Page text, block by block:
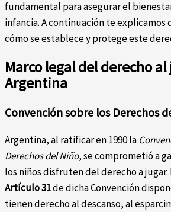
fundamental para asegurar el
infancia. A continuación te
cómo se establece y protege este
Marco legal del derecho
Argentina
Convención sobre los Derechos
Argentina, al ratificar en 1990 la
Derechos del Niño, se comprometió a
los niños disfruten del derecho a
Artículo 31de dicha Convención
tienen derecho al descanso, al